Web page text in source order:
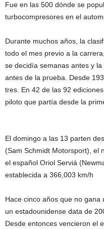
Fue en las 500 dónde se
turbocompresores en el
Durante muchos años, la
todo el mes previo a la
se decidía semanas antes y
antes de la prueba. Desde
tres. En 42 de las 92
piloto que partía desde la
El domingo a las 13 parten
(Sam Schmidt Motorsport), el
el español Oriol Serviá
establecida a 366,003 km/h
Hace cinco años que no
un estadounidense data de
Desde entonces vencieron el